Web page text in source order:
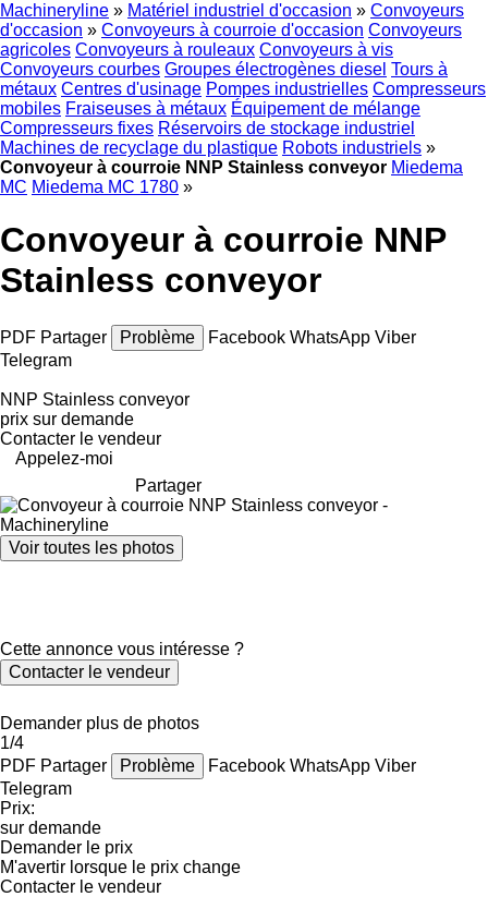
Machineryline » Matériel industriel d'occasion » Convoyeurs
d'occasion » Convoyeurs à courroie d'occasion Convoyeurs
agricoles Convoyeurs à rouleaux Convoyeurs à vis
Convoyeurs courbes Groupes électrogènes diesel Tours à
métaux Centres d'usinage Pompes industrielles Compresseurs
mobiles Fraiseuses à métaux Équipement de mélange
Compresseurs fixes Réservoirs de stockage industriel
Machines de recyclage du plastique Robots industriels »
Convoyeur à courroie NNP Stainless conveyor Miedema
MC Miedema MC 1780 »
Convoyeur à courroie NNP
Stainless conveyor
PDF Partager Problème Facebook WhatsApp Viber
Telegram
NNP Stainless conveyor
prix sur demande
Contacter le vendeur
Appelez-moi
Partager
Voir toutes les photos
Cette annonce vous intéresse ?
Contacter le vendeur
Demander plus de photos
1/4
PDF Partager Problème Facebook WhatsApp Viber
Telegram
Prix:
sur demande
Demander le prix
M'avertir lorsque le prix change
Contacter le vendeur